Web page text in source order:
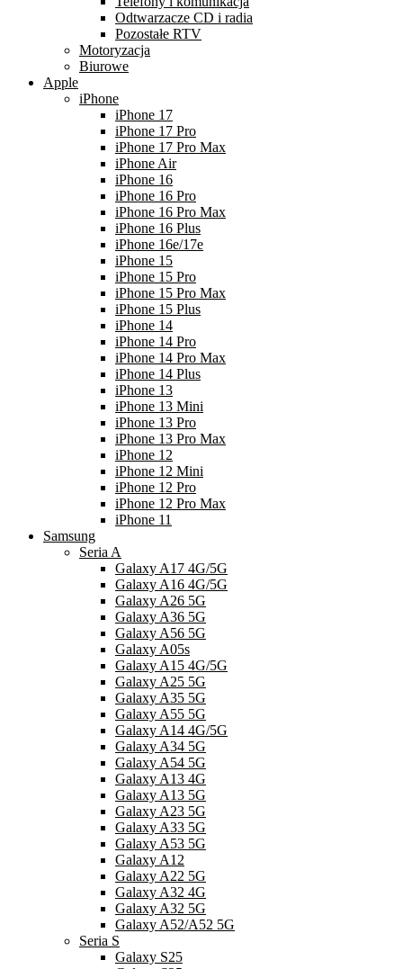
Odtwarzacze CD i radia
Pozostałe RTV
Motoryzacja
Biurowe
Apple
iPhone
iPhone 17
iPhone 17 Pro
iPhone 17 Pro Max
iPhone Air
iPhone 16
iPhone 16 Pro
iPhone 16 Pro Max
iPhone 16 Plus
iPhone 16e/17e
iPhone 15
iPhone 15 Pro
iPhone 15 Pro Max
iPhone 15 Plus
iPhone 14
iPhone 14 Pro
iPhone 14 Pro Max
iPhone 14 Plus
iPhone 13
iPhone 13 Mini
iPhone 13 Pro
iPhone 13 Pro Max
iPhone 12
iPhone 12 Mini
iPhone 12 Pro
iPhone 12 Pro Max
iPhone 11
Samsung
Seria A
Galaxy A17 4G/5G
Galaxy A16 4G/5G
Galaxy A26 5G
Galaxy A36 5G
Galaxy A56 5G
Galaxy A05s
Galaxy A15 4G/5G
Galaxy A25 5G
Galaxy A35 5G
Galaxy A55 5G
Galaxy A14 4G/5G
Galaxy A34 5G
Galaxy A54 5G
Galaxy A13 4G
Galaxy A13 5G
Galaxy A23 5G
Galaxy A33 5G
Galaxy A53 5G
Galaxy A12
Galaxy A22 5G
Galaxy A32 4G
Galaxy A32 5G
Galaxy A52/A52 5G
Seria S
Galaxy S25